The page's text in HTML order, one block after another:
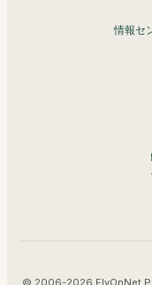
情報セ
© 2006-2026 FlyOnNet